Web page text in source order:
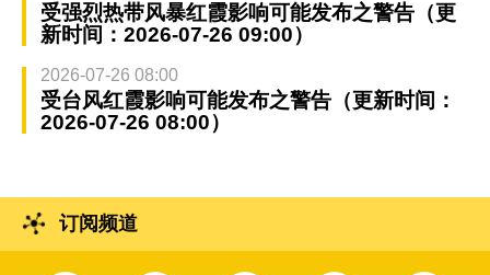
受强烈热带风暴红霞影响可能发布之警告（更
新时间：2026-07-26 09:00）
2026-07-26 08:00
受台风红霞影响可能发布之警告（更新时间：
2026-07-26 08:00）
订阅频道